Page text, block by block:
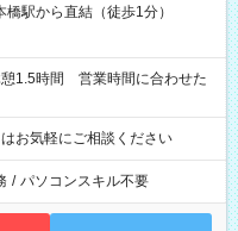
駅から直結（徒歩1分）
お気軽にご相談ください
/ パソコンスキル不要